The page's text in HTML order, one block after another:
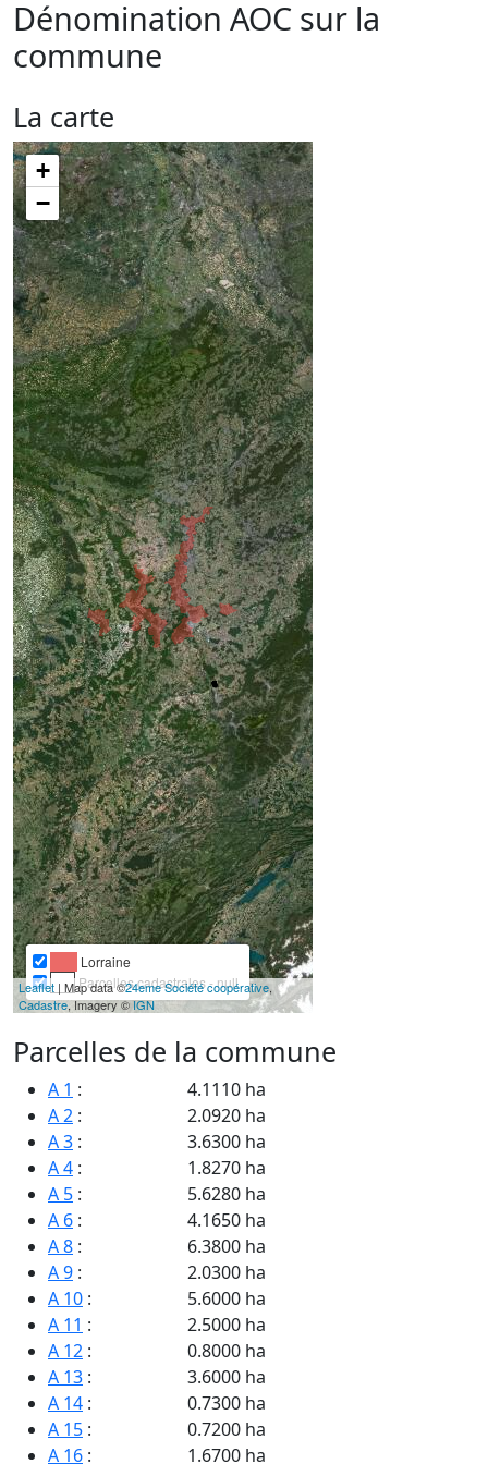
Dénomination AOC sur la
commune
La carte
+
−
Lorraine
Parcelles cadastrales - null
Leaflet | Map data ©24eme Société coopérative,
Cadastre, Imagery ©IGN
Parcelles de la commune
A 1 :
4.1110 ha
A 2 :
2.0920 ha
A 3 :
3.6300 ha
A 4 :
1.8270 ha
A 5 :
5.6280 ha
A 6 :
4.1650 ha
A 8 :
6.3800 ha
A 9 :
2.0300 ha
A 10 :
5.6000 ha
A 11 :
2.5000 ha
A 12 :
0.8000 ha
A 13 :
3.6000 ha
A 14 :
0.7300 ha
A 15 :
0.7200 ha
A 16 : 1.6700 ha